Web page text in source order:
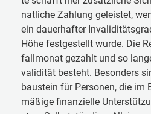
nat­li­che Zah­lung ge­leis­tet,
ein dau­er­haf­ter
Hö­he fest­ge­stellt wur­de. Die
fall­mo­nat ge­zahlt und so
va­li­di­tät be­steht. Be­son­ders
bau­stein für Per­so­nen, die
mä­ßi­ge fi­nan­zi­el­le